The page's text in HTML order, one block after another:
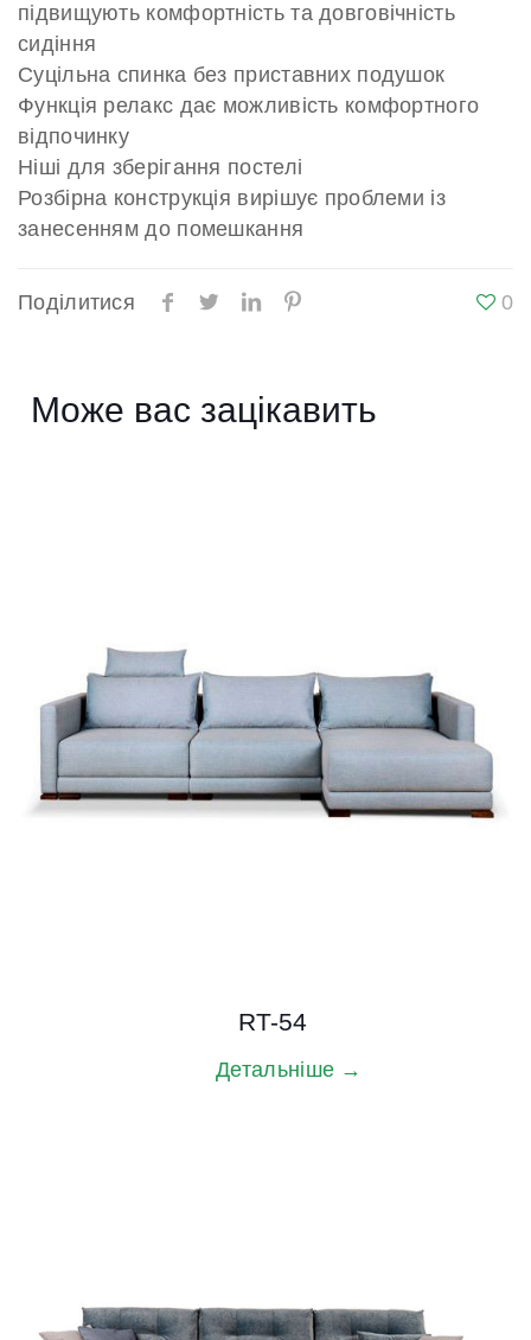
підвищують комфортність та довговічність
сидіння
Суцільна спинка без приставних подушок
Функція релакс дає можливість комфортного
відпочинку
Ніші для зберігання постелі
Розбірна конструкція вирішує проблеми із
занесенням до помешкання
Поділитися 0
Може вас зацікавить
RT-54
Детальніше →